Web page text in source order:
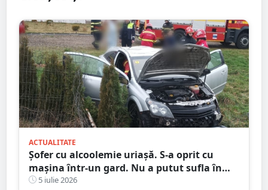
ACTUALITATE
Șofer cu alcoolemie uriașă. S-a oprit cu
mașina într-un gard. Nu a putut sufla în
etilotest de beat ce a fost
5 iulie 2026